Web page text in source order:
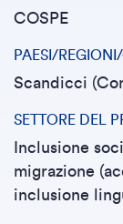
COSPE
PAESI/
Scandicci
SETTORE DEL
Inclusione
migrazione
inclusione